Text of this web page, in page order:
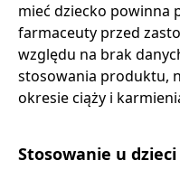
mieć dziecko powinna
farmaceuty przed
względu na brak
stosowania produktu,
okresie ciąży i
Stosowanie u dzieci